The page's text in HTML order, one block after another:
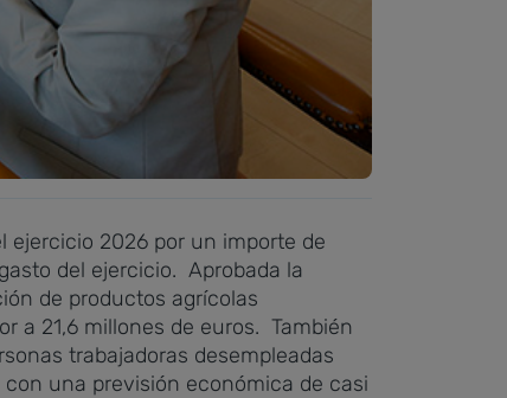
ejercicio 2026 por un importe de
del ejercicio. Aprobada la
de productos agrícolas
a 21,6 millones de euros. También
trabajadoras desempleadas
una previsión económica de casi